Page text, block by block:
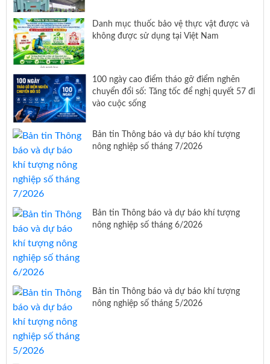
Danh mục thuốc bảo vệ thực vật được và
không được sử dụng tại Việt Nam
100 ngày cao điểm tháo gỡ điểm nghẽn
chuyển đổi số: Tăng tốc để nghị quyết 57 đi
vào cuộc sống
Bản tin Thông báo và dự báo khí tượng
nông nghiệp số tháng 7/2026
Bản tin Thông báo và dự báo khí tượng
nông nghiệp số tháng 6/2026
Bản tin Thông báo và dự báo khí tượng
nông nghiệp số tháng 5/2026